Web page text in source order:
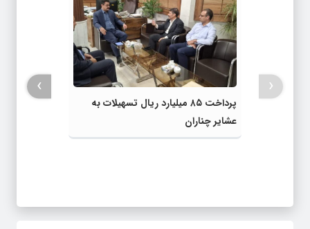
پرداخت ۸۵ میلیارد ریال تسهیلات به
عشایر چناران
‹
›